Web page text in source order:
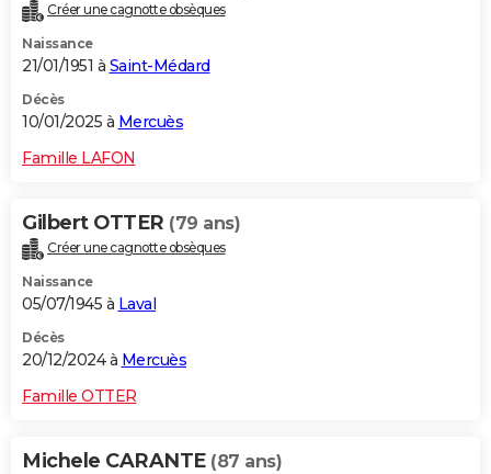
Créer une cagnotte obsèques
Naissance
21/01/1951 à Saint-Médard
Décès
10/01/2025 à Mercuès
Famille LAFON
Gilbert OTTER (79 ans)
Créer une cagnotte obsèques
Naissance
05/07/1945 à Laval
Décès
20/12/2024 à Mercuès
Famille OTTER
Michele CARANTE (87 ans)